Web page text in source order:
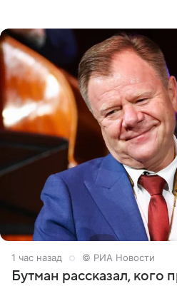
1 час назад © РИА Новости
Бутман рассказал, кого